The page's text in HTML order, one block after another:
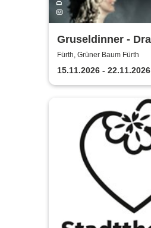
Gruseldinner -
Fürth, Grüner Baum Fürth
15.11.2026 - 22.11.2026